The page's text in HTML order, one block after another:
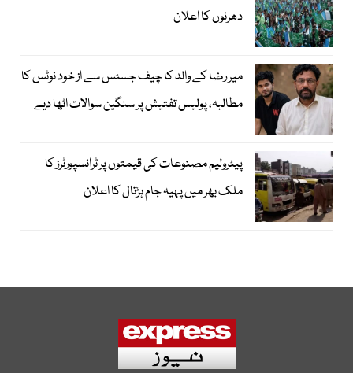
دھرنوں کا اعلان
میر رضا کے والد کا چیف جسٹس سے از خود نوٹس کا
مطالبہ، پولیس تفتیش پر سنگین سوالات اٹھا دیے
پیٹرولیم مصنوعات کی قیمتوں پر ٹرانسپورٹرز کا
ملک بھر میں پہیہ جام ہڑتال کا اعلان